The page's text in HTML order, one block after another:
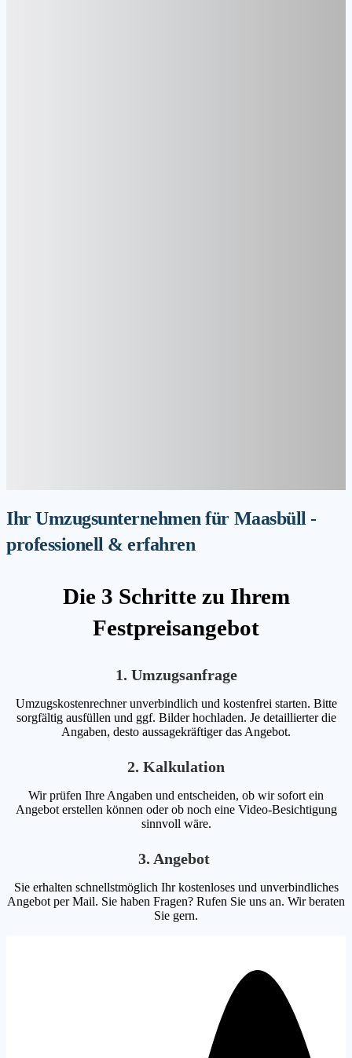
Ihr Umzugsunternehmen für Maasbüll -
professionell & erfahren
Die 3 Schritte zu Ihrem
Festpreisangebot
1. Umzugsanfrage
Umzugskostenrechner unverbindlich und kostenfrei starten. Bitte
sorgfältig ausfüllen und ggf. Bilder hochladen. Je detaillierter die
Angaben, desto aussagekräftiger das Angebot.
2. Kalkulation
Wir prüfen Ihre Angaben und entscheiden, ob wir sofort ein
Angebot erstellen können oder ob noch eine Video-Besichtigung
sinnvoll wäre.
3. Angebot
Sie erhalten schnellstmöglich Ihr kostenloses und unverbindliches
Angebot per Mail. Sie haben Fragen? Rufen Sie uns an. Wir beraten
Sie gern.